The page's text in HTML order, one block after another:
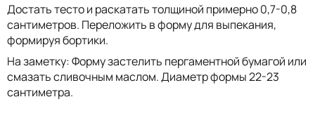
Достать тесто и раскатать толщиной примерно 0,7-0,8
сантиметров. Переложить в форму для выпекания,
формируя бортики.
На заметку: Форму застелить пергаментной бумагой или
смазать сливочным маслом. Диаметр формы 22-23
сантиметра.